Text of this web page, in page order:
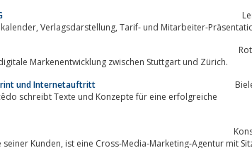
Die Online-Ausgabe des WochenKuriers mit News, Terminkalender, Verlagsdarstellung, Tarif- und Mitarbeiter-
Markenentwicklung zwischen Stuttgart und Zürich.
und Internetauftritt